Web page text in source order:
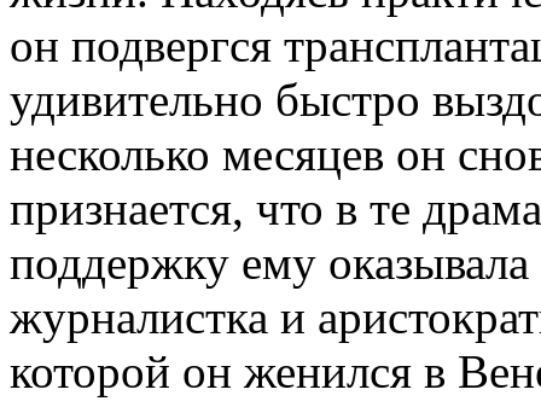
он подвергся
удивительно быстро
несколько месяцев он
признается, что в те
поддержку ему
журналистка и
которой он женился в